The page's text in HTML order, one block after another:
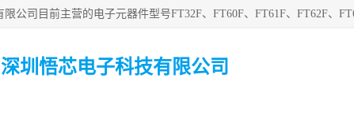
深圳悟芯电子科技有限公司